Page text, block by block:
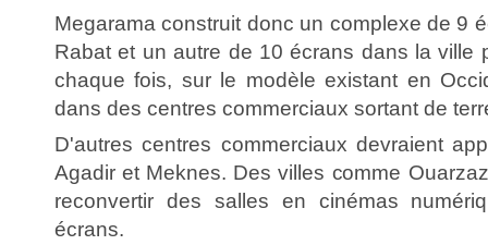
Megarama construit donc un complexe de 9
Rabat et un autre de 10 écrans dans la ville
chaque fois, sur le modèle existant en
dans des centres commerciaux sortant de
D'autres centres commerciaux devraient
Agadir et Meknes. Des villes comme
reconvertir des salles en cinémas
écrans.